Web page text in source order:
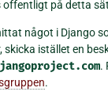
offentligt på detta
något i Django
istället en
.
.